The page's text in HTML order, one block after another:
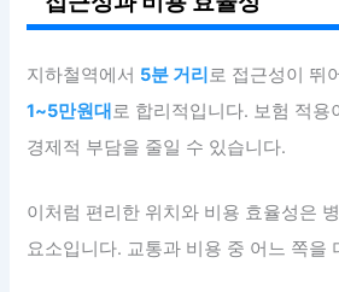
지하철역에서 5분 거리 로 접근성이 뛰
1~5만원대 로 합리적입니다. 보험 적용
경제적 부담을 줄일 수 있습니다.
이처럼 편리한 위치와 비용 효율성은
요소입니다. 교통과 비용 중 어느 쪽을